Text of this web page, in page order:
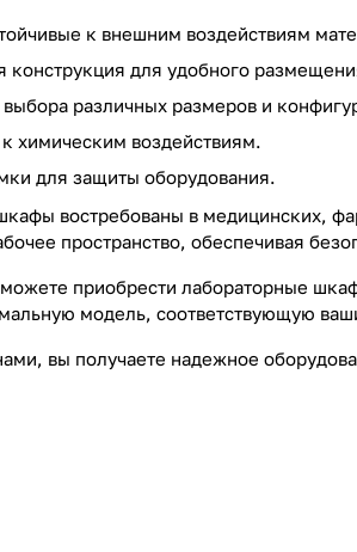
к внешним воздействиям
конструкция для удобного
различных размеров и
к химическим воздействиям.
для защиты оборудования.
востребованы в медицинских,
пространство, обеспечивая
приобрести лабораторные
модель, соответствующую
вы получаете надежное